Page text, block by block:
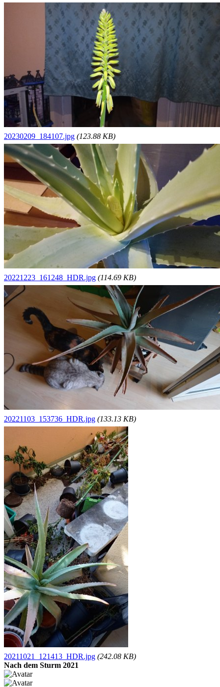
20230209_184107.jpg (123.88 KB)
20221223_161248_HDR.jpg (114.69 KB)
20221103_153736_HDR.jpg (133.13 KB)
20211021_121413_HDR.jpg (242.08 KB)
Nach dem Sturm 2021